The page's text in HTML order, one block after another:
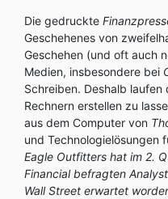
Die gedruckte
Geschehenes von
Geschehen (und oft auch
Medien, insbesondere bei
Schreiben. Deshalb
Rechnern erstellen zu
aus dem Computer von
und Technologielösungen
Eagle Outfitters hat im 2.
Financial befragten
Wall Street erwartet